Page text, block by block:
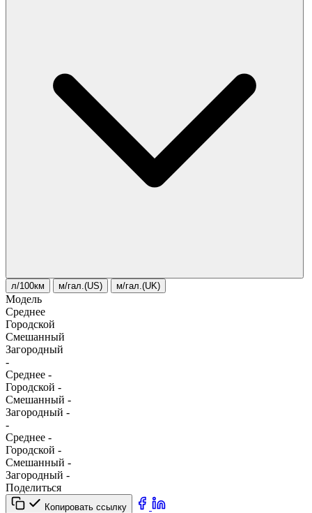
л/100км м/гал.(US) м/гал.(UK)
Модель
Среднее
Городской
Смешанный
Загородный
-
Среднее -
Городской -
Смешанный -
Загородный -
-
Среднее -
Городской -
Смешанный -
Загородный -
Поделиться
Копировать ссылку